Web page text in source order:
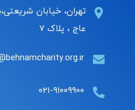
تهران، خیابان
عاج ، پلاک ۷
۰۲۱-۹۱۰۰۹۹۰۰